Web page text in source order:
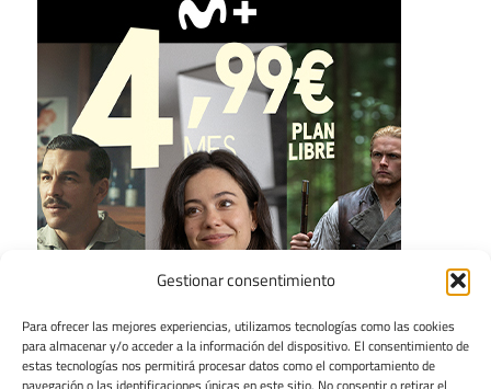
Gestionar consentimiento
Para ofrecer las mejores experiencias, utilizamos tecnologías como las cookies
para almacenar y/o acceder a la información del dispositivo. El consentimiento de
estas tecnologías nos permitirá procesar datos como el comportamiento de